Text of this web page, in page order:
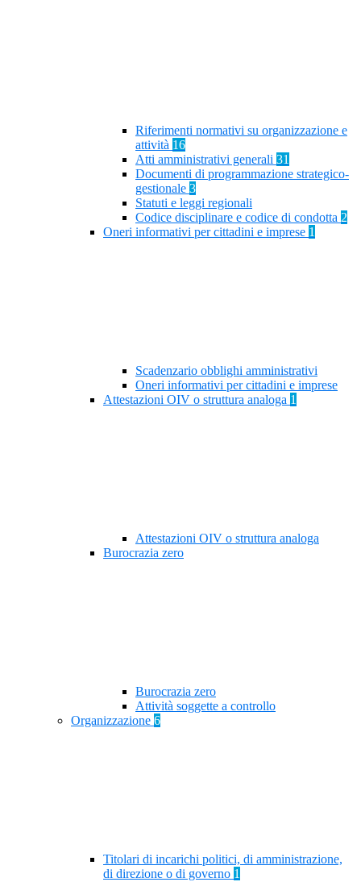
Riferimenti normativi su organizzazione e
attività 16
Atti amministrativi generali 31
Documenti di programmazione strategico-
gestionale 3
Statuti e leggi regionali
Codice disciplinare e codice di condotta 2
Oneri informativi per cittadini e imprese 1
Scadenzario obblighi amministrativi
Oneri informativi per cittadini e imprese
Attestazioni OIV o struttura analoga 1
Attestazioni OIV o struttura analoga
Burocrazia zero
Burocrazia zero
Attività soggette a controllo
Organizzazione 6
Titolari di incarichi politici, di amministrazione,
di direzione o di governo 1